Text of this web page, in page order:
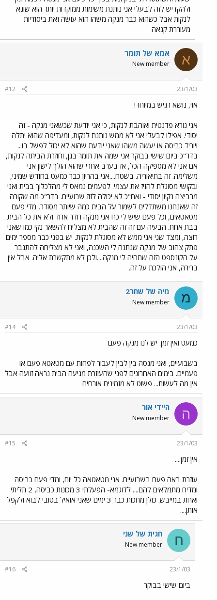
ולהקדיש לזה לבעלי אני נותנת משימות ממוקדות יותר הוא שונא
לנקות אבל כשהוא כבר מנקה משהו הוא עושה זאת ביסודיות
מעוררת קנאה
א אמא של תומר
New member
23/1/03
#12
אוי, נושא רגיש במיוחד!
אני נורא פדנטית ואוהבת לנקות, כי אני יודעת שכשאני מנקה - זה
יסודי. אפילו לבעלי אני לא ממש נותנת לנקות, ומעדיפה שהוא יתלה
ויוריד כביסה או יעשה משהו שאני יודעת שהוא לא יכול לפשל בו...
בדר"כ ביום שישי בבוקר אני שמה את תומר בגן, וחוזרת הביתה לנקות,
אם אני לא מספיקה הכל, אז בערב אחרי שהוא הולך לישון אני
משלימה. זה בתיאוריה. בשטח....אני בהריון כבר כמעט בחודש שמיני,
ובקושי מסוגלת להזיז את עצמי. לפעמים נמאס לי מהלכלוך בבית ואני
מרביצה נקיון יסודי - ואח"כ לא יכולה לזוז שבועיים. בדר"כ מה שקורה
זה שאנחנו משתדלים לשמור על הבית כמה שיותר מסודר, מדי פעם
מטאטאים, וכל פעם שיש לי כח אני מנקה חדר אחד ולא את כל הבית
בבת אחת. הבעיה עם זה זה שהבית לא מצליח להשאר נקי כמו שאני
רוצה, ומצד שני אני ממש לא מסוגלת לנקות. יש בפני כבר מספר ימים
פתק צהוב של מנקה שנתנה לי השכנה, ואני לא מצליחה להתגבר
על הקונספט הזה שתהיה לי מנקה....ולכן לא מתקשרת אליה. אבל אין
ברירה, אני הולכת על זה.
מ מיה של שחר2
New member
23/1/03
#14
כמעט ואין זמן. יש לנו מנקה פעם
בשבועיים, ואני מנסה בין לבין לעבור לפחות עם מטאטא פעם או
פעמיים. בימים האחרונים לפני שהעוזרת מגיעה הבית נראה זוועה אבל
אין מה לעשות... פשוט לא מזמינים אורחים
ה היידי אור
New member
23/1/03
#15
אין זמן....
עוזרת באה פעם בשבועיים. אני מטאטאה כל יום, ומדי פעם כביסה
ומדיח מתמלאים להם.... לדוגמא- הפעלתי 3 מכונות כביסה, 2 תליתי
ואחת במייבש. כולן מחכות כבר 3 ימים שאני אואיל בטובי לבוא ולקפל
אותן....
ח חגית של שני
New member
23/1/03
#16
ביום שישי בבוקר